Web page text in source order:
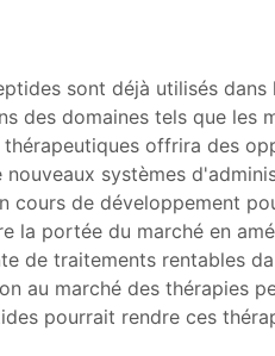
sont déjà utilisés
des domaines tels que les
offrira des
nouveaux systèmes
cours de développement
la portée du marché en
de traitements rentables
au marché des thérapies
pourrait rendre ces